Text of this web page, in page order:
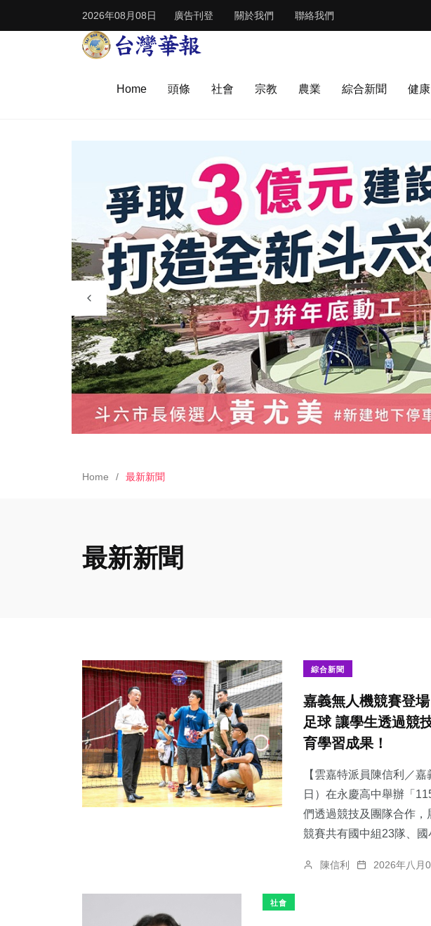
2026年08月08日 廣告刊登 關於我們 聯絡我們
Home 頭條 社會 宗教 農業 綜合新聞 健康
Home 最新新聞
最新新聞
綜合新聞
嘉義無人機競賽登
足球 讓學生透過競
育學習成果！
【雲嘉特派員陳信利／
日）在永慶高中舉辦「
們透過競技及團隊合作
競賽共有國中組23隊、
陳信利 2026年八月
社會